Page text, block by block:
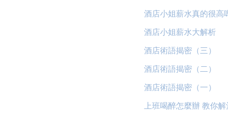
酒店小姐薪水真的很高
酒店小姐薪水大解析
酒店術語揭密（三）
酒店術語揭密（二）
酒店術語揭密（一）
上班喝醉怎麼辦 教你